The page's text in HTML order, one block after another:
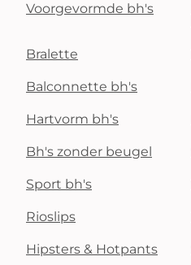
Voorgevormde bh's
Bralette
Balconnette bh's
Hartvorm bh's
Bh's zonder beugel
Sport bh's
Rioslips
Hipsters & Hotpants